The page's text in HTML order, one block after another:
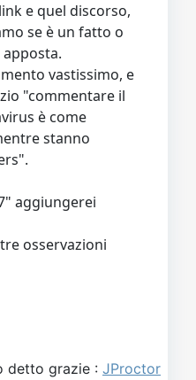
e quel discorso,
se è un fatto o
vastissimo, e
"commentare il
è come
stanno
aggiungerei
osservazioni
detto grazie : JProctor